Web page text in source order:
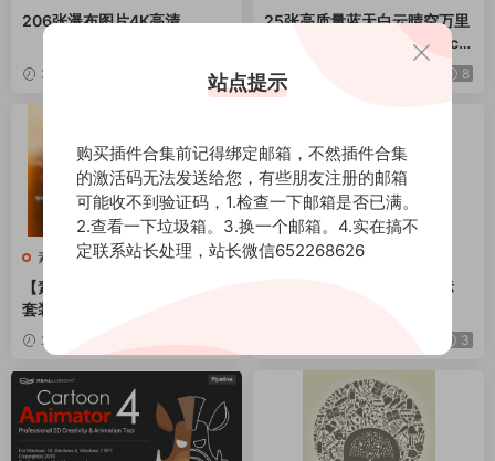
206张瀑布图片4K高清
2022-08-10 12
25张高质量蓝天白云晴空万里
天空图片 Sky Overlays Pack
2020-12-25 8
素材
【素材】PS复古怀旧漏光素材
套装 190+Retro Analog Ligh
t Leaks Bundle
2020-06-24
素材
35枚体育运动标志字体图标
3
站点提示
购买插件合集前记得绑定邮箱，不然插件合集
的激活码无法发送给您，有些朋友注册的邮箱
可能收不到验证码，1.检查一下邮箱是否已满。
2.查看一下垃圾箱。3.换一个邮箱。4.实在搞不
定联系站长处理，站长微信652268626